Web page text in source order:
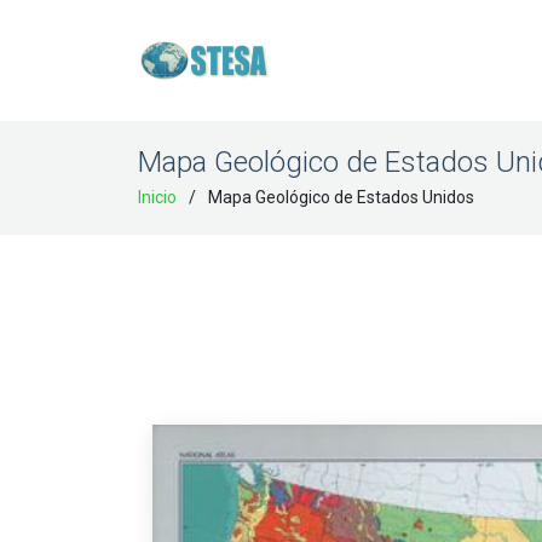
Mapa Geológico de Estados
Inicio Mapa Geológico de Estados Unidos